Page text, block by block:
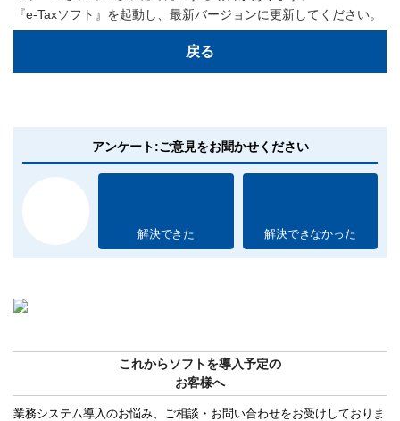
『e-Taxソフト』を起動し、最新バージョンに更新してください。
戻る
アンケート:ご意見をお聞かせください
解決できた 解決できなかった
これからソフトを導入予定の
お客様へ
業務システム導入のお悩み、ご相談・お問い合わせをお受けしておりま